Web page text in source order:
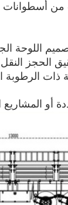
اللوحة
الحجز
ذات الرطوبة
أو